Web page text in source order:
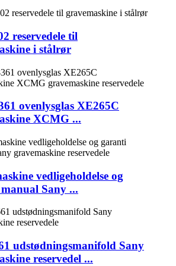
reservedele til
i stålrør
ovenlysglas XE265C
XCMG ...
vedligeholdelse og
Sany ...
udstødningsmanifold Sany
reservedel ...